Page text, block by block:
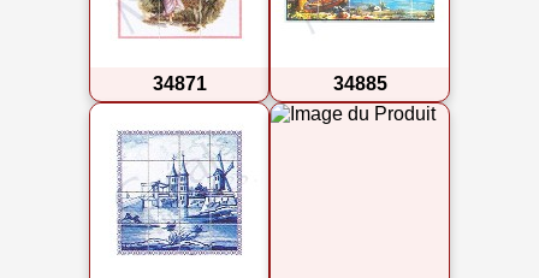
34871 34885